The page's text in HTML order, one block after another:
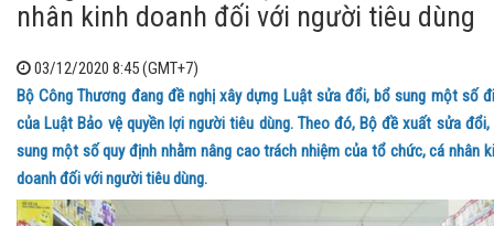
nhân kinh doanh đối với người tiêu dùng
03/12/2020 8:45 (GMT+7)
Bộ Công Thương đang đề nghị xây dựng Luật sửa đổi, bổ sung một số
của Luật Bảo vệ quyền lợi người tiêu dùng. Theo đó, Bộ đề xuất sửa đổi,
sung một số quy định nhằm nâng cao trách nhiệm của tổ chức, cá nhân
doanh đối với người tiêu dùng.